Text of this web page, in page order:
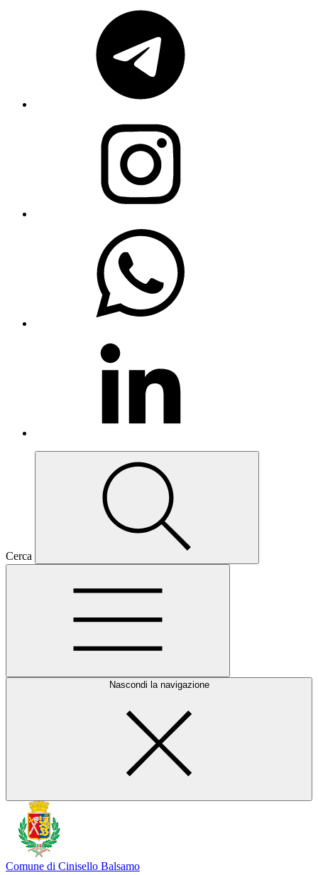
Cerca
Nascondi la navigazione
Comune di Cinisello Balsamo